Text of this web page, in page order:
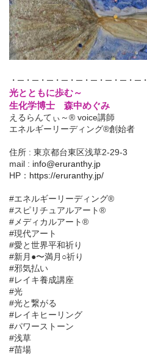
・─・─・─・─・─・─・─・─・─・
光とともに歩む～
生化学博士 森中めぐみ
えるらんてぃ～® voice講師
エネルギーリーディング®創始者
住所 : 東京都台東区浅草2-29-3
mail : info@eruranthy.jp
HP： https://eruranthy.jp/
#エネルギーリーディング®︎
#スピリチュアルアート®︎
#メディカルアート®︎
#現代アート
#愛と世界平和祈り
#新月●〜満月○祈り
#邪気払い
#レイキ養成講座
#光
#光と繋がる
#レイキヒーリング
#パワーストーン
#浅草
#苗場